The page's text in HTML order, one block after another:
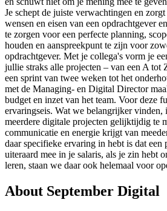
Je schept de juiste verwachtingen en
wensen en eisen van een opdrachtgever
te zorgen voor een perfecte planning,
houden en aanspreekpunt te zijn voor
opdrachtgever. Met je collega's vorm je
jullie straks alle projecten – van een A tot
een sprint van twee weken tot het
met de Managing- en Digital Director
budget en inzet van het team. Voor deze
ervaringseis. Wat we belangrijker vinden,
meerdere digitale projecten gelijktijdig te
communicatie en energie krijgt van
daar specifieke ervaring in hebt is dat een
uiteraard mee in je salaris, als je zin hebt
leren, staan we daar ook helemaal voor
About September Digital